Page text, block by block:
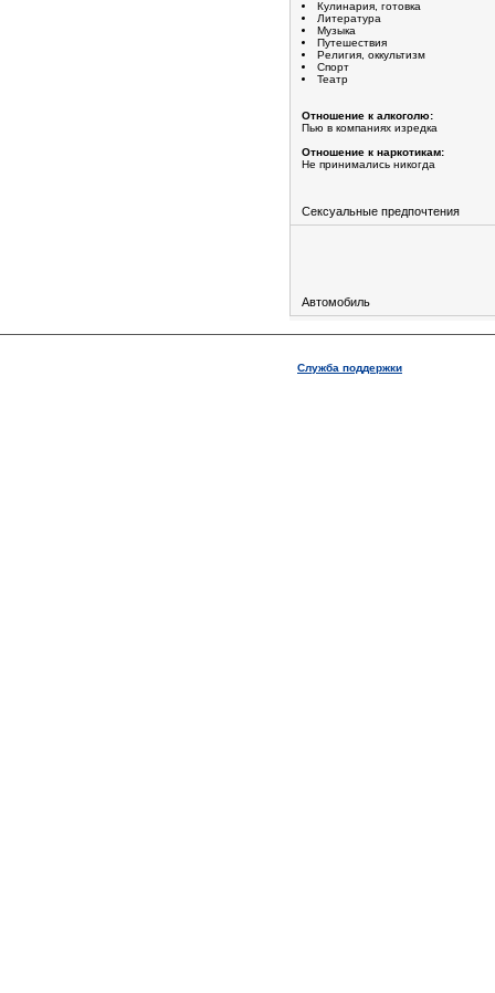
Кулинария, готовка
Литература
Музыка
Путешествия
Религия, оккультизм
Спорт
Театр
Отношение к алкоголю:
Пью в компаниях изредка
Отношение к наркотикам:
Не принимались никогда
Сексуальные предпочтения
Автомобиль
Служба поддержки